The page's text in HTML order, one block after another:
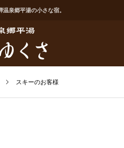
温泉郷平湯の小さな宿。
スキーのお客様